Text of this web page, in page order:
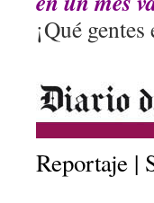
¡Qué
Reportaje |